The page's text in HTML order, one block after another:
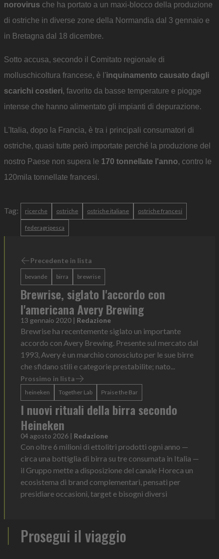
norovirus che ha portato a un maxi-blocco della produzione
di ostriche in diverse zone della Normandia dal 3 gennaio e
in Bretagna dal 18 dicembre.
Sotto accusa, secondo il Comitato regionale di
molluschicoltura francese, è l'inquinamento causato dagli
scarichi costieri, favorito da basse temperature e piogge
intense che hanno alimentato gli impianti di depurazione.
L'Italia, dopo la Francia, è tra i principali consumatori di
ostriche, quasi tutte però importate perché la produzione del
nostro Paese non supera le 170 tonnellate l'anno, contro le
120mila tonnellate francesi.
Tag: ricerche ostriche ostriche italiane ostriche francesi
federagripesca
Precedente in lista
bevande birra brewrise
Brewrise, siglato l'accordo con
l'americana Avery Brewing
13 gennaio 2020 | Redazione
Brewrise ha recentemente siglato un importante
accordo con Avery Brewing. Presente sul mercato dal
1993, Avery è un marchio conosciuto per le sue birre
che sfidano stili e categorie prestabilite; nato...
Prossimo in lista
heineken Together Lab Praise the Bar
I nuovi rituali della birra secondo
Heineken
04 agosto 2026 | Redazione
Con oltre 6 milioni di ettolitri prodotti ogni anno —
circa una bottiglia di birra su tre consumata in Italia —
il Gruppo mette a disposizione del canale Horeca un
ecosistema di brand complementari, pensati per
presidiare occasioni, target e bisogni diversi
Prosegui il viaggio